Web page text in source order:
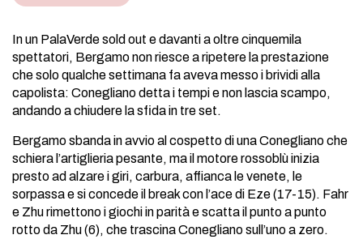
In un PalaVerde sold out e davanti a oltre cinquemila
spettatori, Bergamo non riesce a ripetere la prestazione
che solo qualche settimana fa aveva messo i brividi alla
capolista: Conegliano detta i tempi e non lascia scampo,
andando a chiudere la sfida in tre set.
Bergamo sbanda in avvio al cospetto di una Conegliano che
schiera l’artiglieria pesante, ma il motore rossoblù inizia
presto ad alzare i giri, carbura, affianca le venete, le
sorpassa e si concede il break con l’ace di Eze (17-15). Fahr
e Zhu rimettono i giochi in parità e scatta il punto a punto
rotto da Zhu (6), che trascina Conegliano sull’uno a zero.